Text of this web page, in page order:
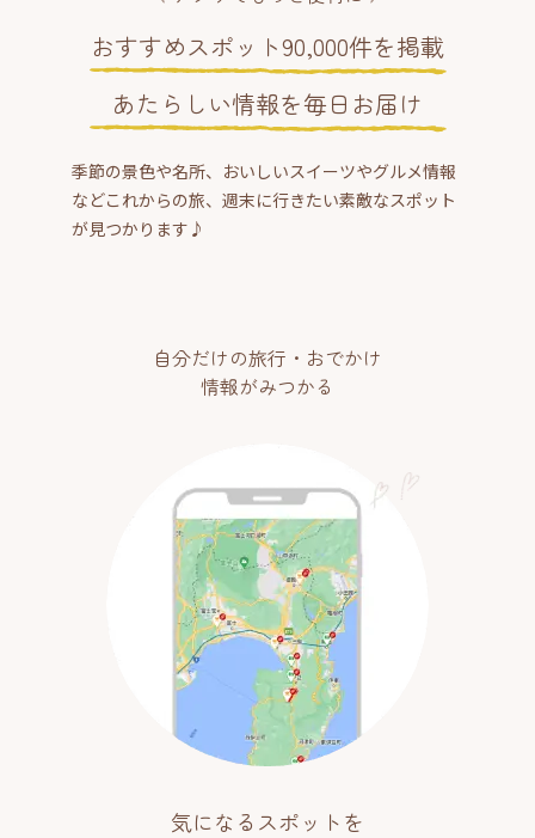
おすすめスポット90,000件を掲載
あたらしい情報を毎日お届け
季節の景色や名所、おいしいスイーツやグルメ情報
などこれからの旅、週末に行きたい素敵なスポット
が見つかります♪
自分だけの旅行・おでかけ
情報がみつかる
気になるスポットを